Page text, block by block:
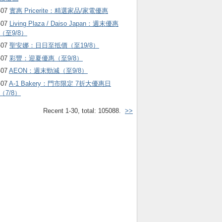
實惠 Pricerite：精選家品/家電優惠
Living Plaza / Daiso Japan：週末優惠
（至9/8）
聖安娜：日日至抵價（至19/8）
彩豐：迎夏優惠（至9/8）
AEON：週末勁減（至9/8）
A-1 Bakery：門市限定 7折大優惠日
（7/8）
Recent 1-30, total: 105088. >>